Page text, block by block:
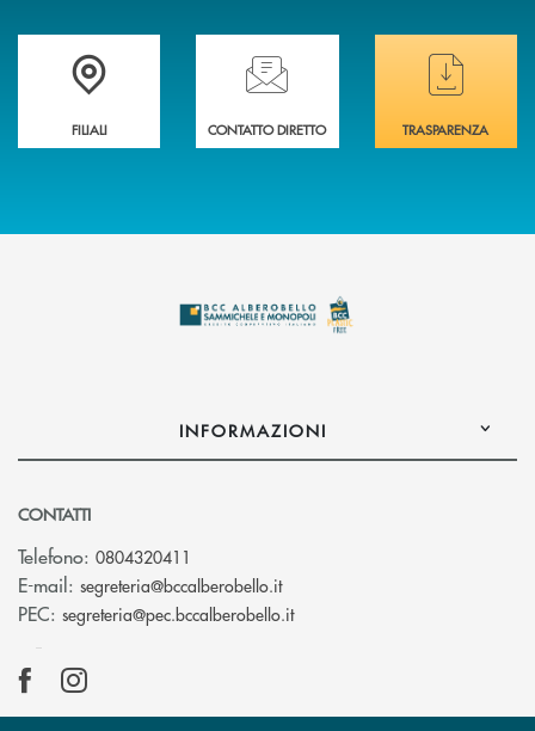
Trova la filiale più vicina a te
FILIALI
Hai bisogno di assistenza immediata ?
CONTATTO DIRETTO
Hai bisogno di
TRASPARENZA
INFORMAZIONI
CONTATTI
Telefono: 0804320411
E-mail: segreteria@bccalberobello.it(si apre l’app di posta
PEC: segreteria@pec.bccalberobello.it(si apre l’app di posta